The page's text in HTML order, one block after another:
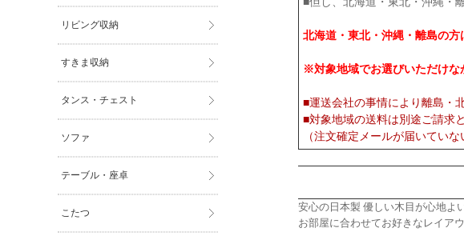
北海道・東北・沖縄・離島の
※対象地域でお選びいただけな
■運送会社の事情により離島・
■対象地域の送料は別途ご請求
（注文確定メールが届いてい
安心の日本製 優しい木目が心地よ
お部屋に合わせてお好きなレイア
リビング収納
すきま収納
タンス・チェスト
ソファ
テーブル・座卓
こたつ